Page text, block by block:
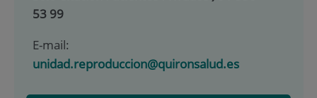
53 99
E-mail:
unidad.reproduccion@quironsalud.es